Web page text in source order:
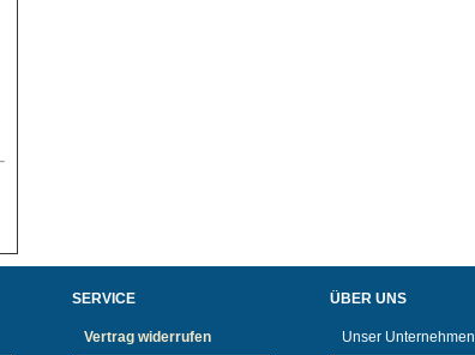
SERVICE
Vertrag widerrufen
ÜBER UNS
Unser Unternehmen